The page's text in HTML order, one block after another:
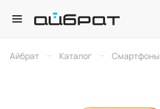
Айбрат – Каталог – Смартфоны